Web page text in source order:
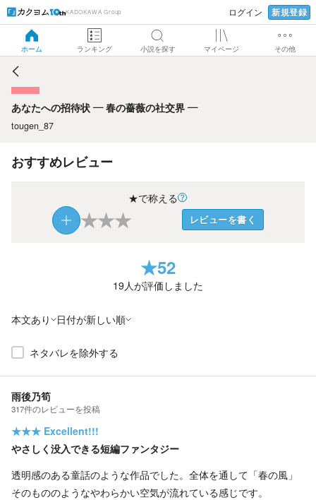
KADOKAWA Group ログイン 新規登録
ホーム ランキング 小説を探す マイページ その他
あなたへの招待状 ― 春の薔薇の社交界 ―
あなたへの招待状 ― 春の薔薇の社交界 ―
tougen_87
おすすめレビュー
★で称える
★★★ レビューを書く
★52
19人が評価しました
本文あり 日付が新しい順
ネタバレを除外する
雨後乃筍
317件のレビューを投稿
★★★ Excellent!!!
やさしく没入できる短編ファンタジー
透明感のある童話のような作品でした。全体を通して「春の風」
そのもののようなやわらかい空気が流れている感じです。